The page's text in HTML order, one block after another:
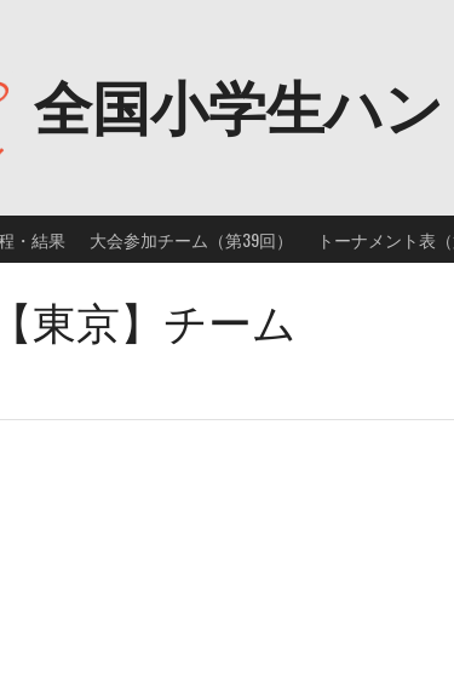
全国小学生ハ
・結果 大会参加チーム（第39回） トーナメント表（
東京】チーム